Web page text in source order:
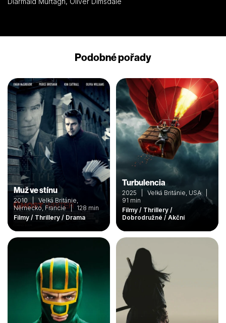
taktak přežili. Končí v nemocnici, dům lehne v plamenech.
Podobné pořady
Muž ve stínu
2010 | Velká Británie,
Německo, Francie | 128 min
Filmy / Thrillery / Drama
Turbulencia
2025 | Velká Británie, USA |
91 min
Filmy / Thrillery /
Dobrodružné / Akční